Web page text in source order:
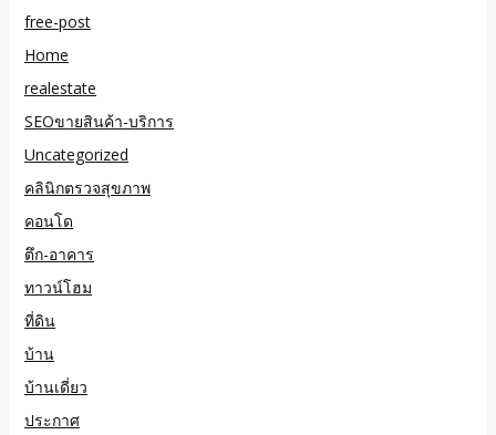
free-post
Home
realestate
SEOขายสินค้า-บริการ
Uncategorized
คลินิกตรวจสุขภาพ
คอนโด
ตึก-อาคาร
ทาวน์โฮม
ที่ดิน
บ้าน
บ้านเดี่ยว
ประกาศ